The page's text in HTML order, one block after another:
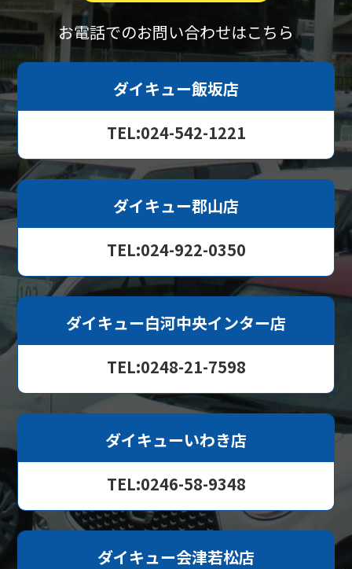
お電話でのお問い合わせはこちら
ダイキュー飯坂店
TEL:024-542-1221
ダイキュー郡山店
TEL:024-922-0350
ダイキュー白河中央インター店
TEL:0248-21-7598
ダイキューいわき店
TEL:0246-58-9348
ダイキュー会津若松店